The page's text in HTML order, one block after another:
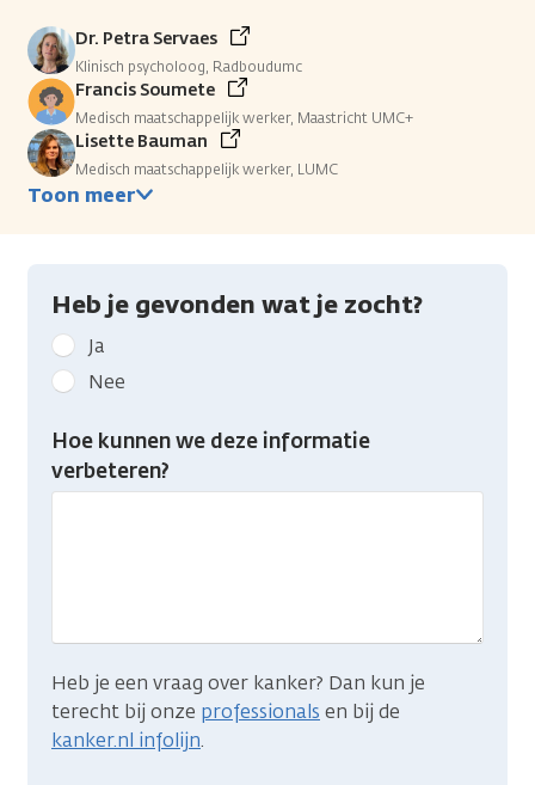
Dr. Petra Servaes
Klinisch psycholoog, Radboudumc
Francis Soumete
Medisch maatschappelijk werker, Maastricht UMC+
Lisette Bauman
Medisch maatschappelijk werker, LUMC
Toon meer
Heb je gevonden wat je zocht?
Geef
kanker.nl
feedback:
Heb
gevonden
Ja
Nee
Hoe kunnen we deze informatie
verbeteren?
Heb je een vraag over kanker? Dan kun je
terecht bij onze professionals en bij de
kanker.nl infolijn.